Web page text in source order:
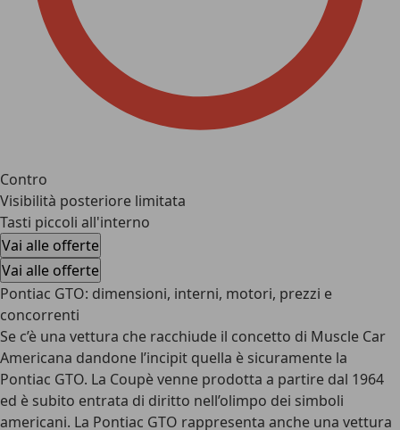
Contro
Visibilità posteriore limitata
Tasti piccoli all'interno
Vai alle offerte
Vai alle offerte
Pontiac GTO: dimensioni, interni, motori, prezzi e
concorrenti
Se c’è una vettura che racchiude il concetto di Muscle Car
Americana dandone l’incipit quella è sicuramente la
Pontiac GTO. La Coupè venne prodotta a partire dal 1964
ed è subito entrata di diritto nell’olimpo dei simboli
americani. La Pontiac GTO rappresenta anche una vettura